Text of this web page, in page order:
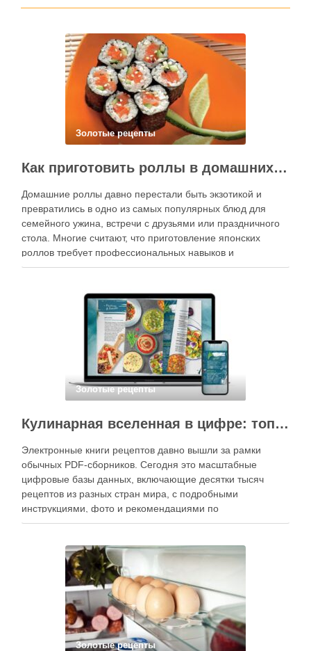
Золотые рецепты
Как приготовить роллы в домашних условиях?
Домашние роллы давно перестали быть экзотикой и
превратились в одно из самых популярных блюд для
семейного ужина, встречи с друзьями или праздничного
стола. Многие считают, что приготовление японских
роллов требует профессиональных навыков и
специального оборудования, однако на практике сделать
кухне. Главное — …
Золотые рецепты
Кулинарная вселенная в цифре: топ-3 самых больших электронных книг рецептов
Электронные книги рецептов давно вышли за рамки
обычных PDF-сборников. Сегодня это масштабные
цифровые базы данных, включающие десятки тысяч
рецептов из разных стран мира, с подробными
инструкциями, фото и рекомендациями по
приготовлению. В отличие от печатных изданий,
контент, расширять коллекции блюд и добавлять новые
функции. Ниже …
Золотые рецепты